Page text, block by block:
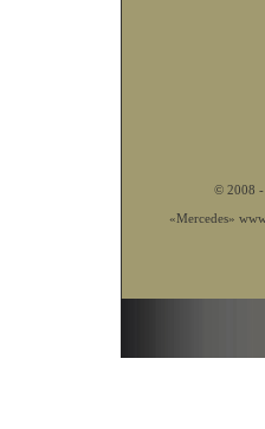
© 2008 -
«Mercedes»